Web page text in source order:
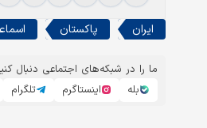
ایران پاکستان
ما را در شبکه‌های اجتماعی دنبال
بله
اینستاگرم تلگرام